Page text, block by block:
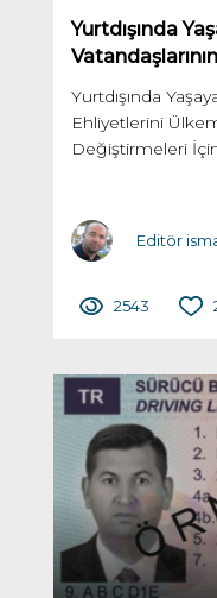
Yurtdışında
Yurtdışında
Ehliyetlerini
Değiştirmeleri
Editör
2543